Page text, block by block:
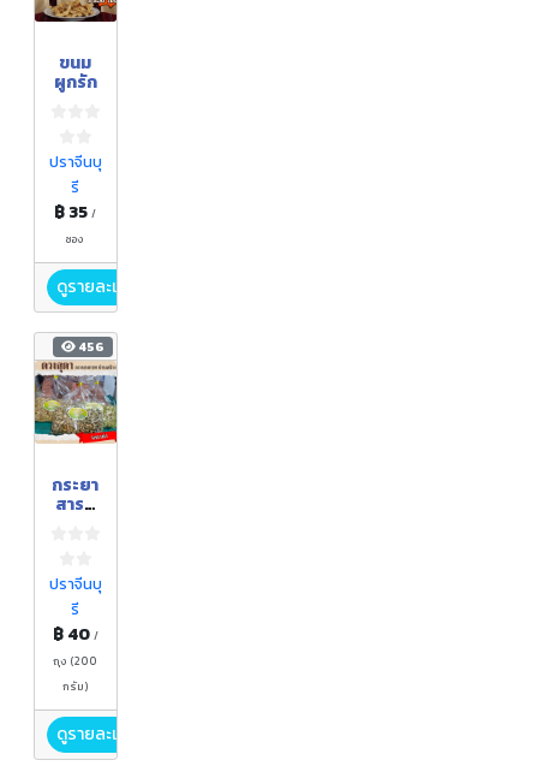
ขนม
ผูกรัก
ปราจีนบุ
รี
฿ 35/
ซอง
ดูรายละเอียด
456
กระยา
สารท
ดำ
ปราจีนบุ
รี
฿ 40 /
ถุง (200
กรัม)
ดูรายละเอียด